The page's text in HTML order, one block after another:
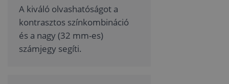
A kiváló olvashatóságot a
kontrasztos színkombináció
és a nagy (32 mm-es)
számjegy segíti.